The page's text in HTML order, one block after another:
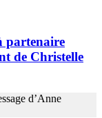
partenaire
de Christelle